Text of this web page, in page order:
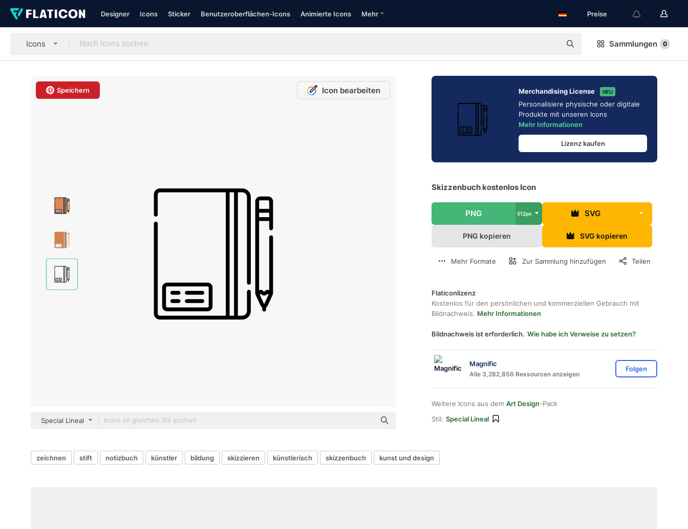
Designer Icons Sticker Benutzeroberflächen-Icons Animierte Icons Mehr Preise
Icons Sammlungen 0
Speichern Icon bearbeiten
Special Lineal
Merchandising License NEU
Personalisiere physische oder digitale
Produkte mit unseren Icons
Mehr Informationen
Lizenz kaufen
Skizzenbuch kostenlos Icon
PNG 512px SVG
PNG kopieren SVG kopieren
Mehr Formate Zur Sammlung hinzufügen Teilen
Flaticonlizenz
Kostenlos für den persönlichen und kommerziellen Gebrauch mit
Bildnachweis. Mehr Informationen
Bildnachweis ist erforderlich. Wie habe ich Verweise zu setzen?
Magnific
Alle 3,282,856 Ressourcen anzeigen
Folgen
Weitere Icons aus dem Art Design-Pack
Stil: Special Lineal
zeichnen stift notizbuch künstler bildung skizzieren künstlerisch skizzenbuch kunst und design